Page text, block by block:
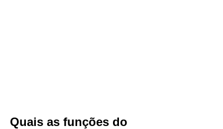
Quais as funções do